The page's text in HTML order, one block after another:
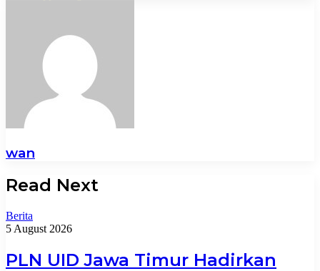
wan
Read Next
Berita
5 August 2026
PLN UID Jawa Timur Hadirkan